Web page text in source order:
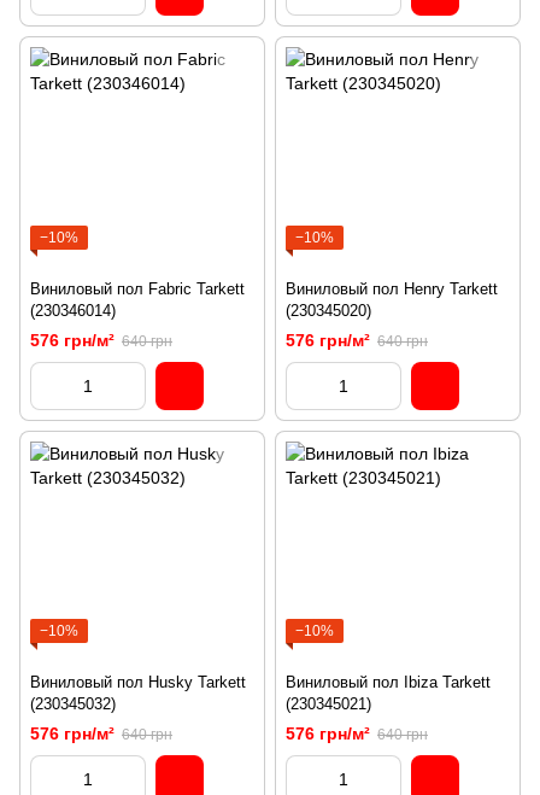
−10%
Виниловый пол Fabric Tarkett
(230346014)
576 грн/м² 640 грн
−10%
Виниловый пол Henry Tarkett
(230345020)
576 грн/м² 640 грн
−10%
Виниловый пол Husky Tarkett
(230345032)
576 грн/м² 640 грн
−10%
Виниловый пол Ibiza Tarkett
(230345021)
576 грн/м² 640 грн